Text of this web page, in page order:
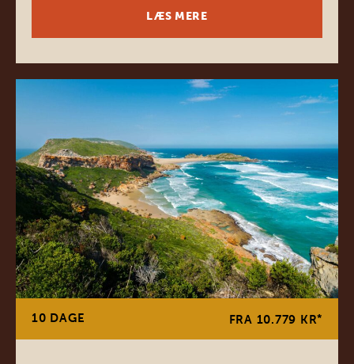
LÆS MERE
10 DAGE FRA 10.779 KR*